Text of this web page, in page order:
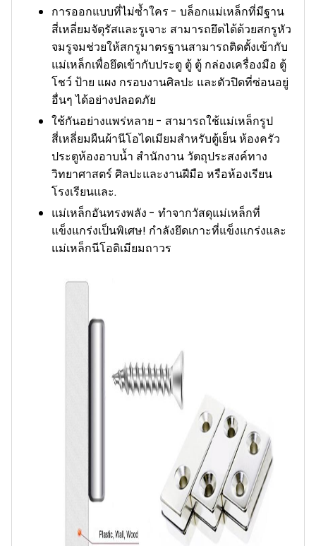
การออกแบบที่ไม่ซ้ำใคร - บล็อกแม่เหล็กที่มีฐาน
สี่เหลี่ยมจัตุรัสและรูเจาะ สามารถยึดได้ด้วยสกรูหัว
จมรูจมช่วยให้สกรูมาตรฐานสามารถติดตั้งเข้ากับ
แม่เหล็กเพื่อยึดเข้ากับประตู ตู้ ตู้ กล่องเครื่องมือ ตู้
โชว์ ป้าย แผง กรอบงานศิลปะ และตัวปิดที่ซ่อนอยู่
อื่นๆ ได้อย่างปลอดภัย
ใช้กันอย่างแพร่หลาย - สามารถใช้แม่เหล็กรูป
สี่เหลี่ยมผืนผ้านีโอไดเมียมสำหรับตู้เย็น ห้องครัว
ประตูห้องอาบน้ำ สำนักงาน วัตถุประสงค์ทาง
วิทยาศาสตร์ ศิลปะและงานฝีมือ หรือห้องเรียน
โรงเรียนและ.
แม่เหล็กอันทรงพลัง - ทำจากวัสดุแม่เหล็กที่
แข็งแกร่งเป็นพิเศษ! กำลังยึดเกาะที่แข็งแกร่งและ
แม่เหล็กนีโอดิเมียมถาวร